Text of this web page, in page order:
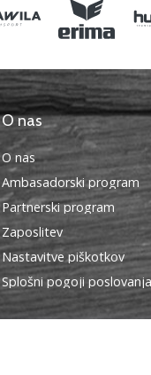
O nas
O nas
Ambasadorski program
Partnerski program
Zaposlitev
Nastavitve piškotkov
Splošni pogoji poslovanja